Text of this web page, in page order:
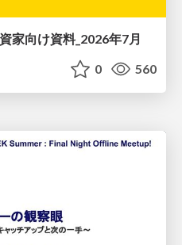
家向け資料_2026年7月
0 560